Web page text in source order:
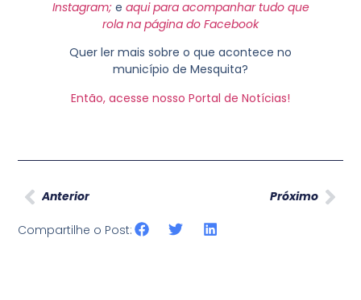
Instagram;e aqui para acompanhar tudo que
rola na página do Facebook
Quer ler mais sobre o que acontece no
município de Mesquita?
Então, acesse nosso Portal de Notícias!
Anterior Próximo
Compartilhe o Post: